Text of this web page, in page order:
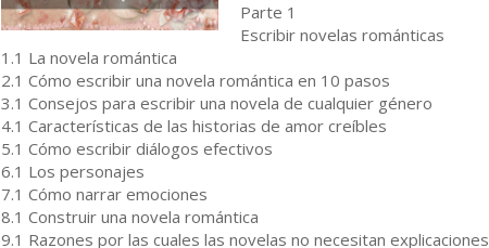
Parte 1
Escribir novelas románticas
1.1 La novela romántica
2.1 Cómo escribir una novela romántica en 10 pasos
3.1 Consejos para escribir una novela de cualquier género
4.1 Características de las historias de amor creíbles
5.1 Cómo escribir diálogos efectivos
6.1 Los personajes
7.1 Cómo narrar emociones
8.1 Construir una novela romántica
9.1 Razones por las cuales las novelas no necesitan explicaciones